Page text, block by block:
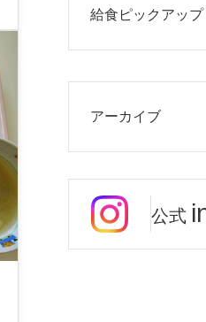
給食ピックアップ
アーカイブ
公式